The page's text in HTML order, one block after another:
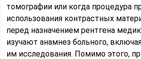
томографии или когда процедура
использования контрастных
перед назначением рентгена
изучают анамнез больного,
им исследования. Помимо этого,